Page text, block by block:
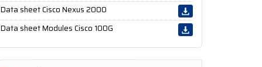
Data sheet Cisco Nexus 2000
Data sheet Modules Cisco 100G